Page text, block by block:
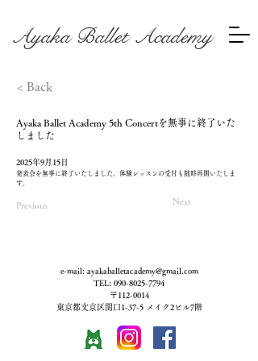
Ayaka Ballet Academy
< Back
Ayaka Ballet Academy 5th Concertを無事に終了いた
しました
2025年9月15日
発表会を無事に終了いたしました。体験レッスンの受付も随時再開いたしま
す。
Previous Next
e-mail: ayakaballetacademy@gmail.com
​TEL: 090-8025-7794
〒112-0014
東京都文京区関口1-37-5 メイク2ビル7階